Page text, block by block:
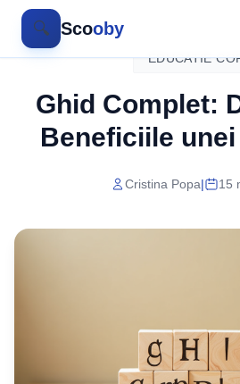
🔍 Scooby
EDUCATIE
Ghid Complet:
Beneficiile
Cristina Popa| 15